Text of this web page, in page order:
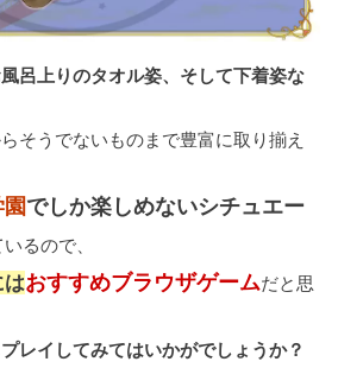
呂上りのタオル姿、そして下着姿な
そうでないものまで豊富に取り揃え
でしか楽しめないシチュエー
るので、
はおすすめブラウザゲームだと思
レイしてみてはいかがでしょうか？